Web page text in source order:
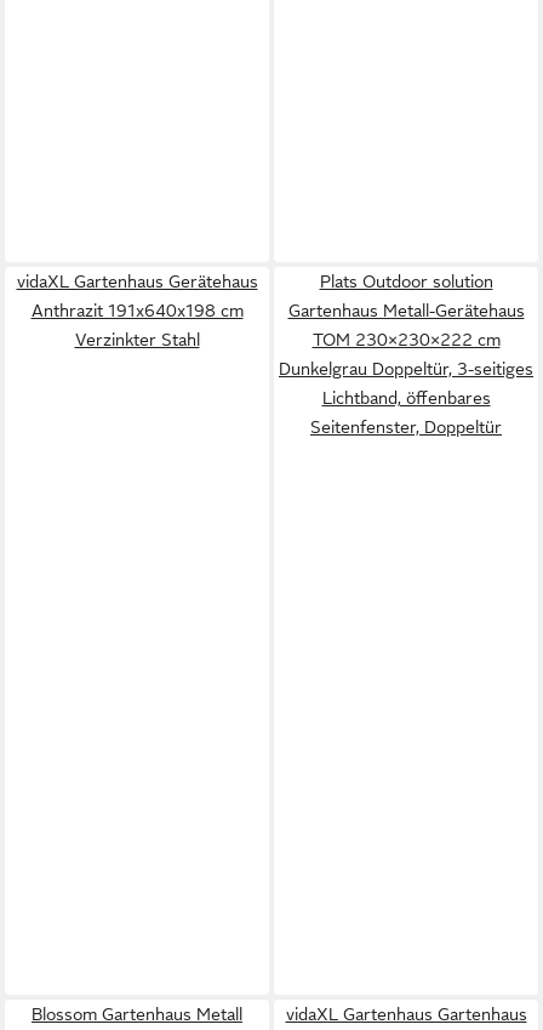
vidaXL Gartenhaus Gerätehaus
Anthrazit 191x640x198 cm
Verzinkter Stahl
Plats Outdoor solution
Gartenhaus Metall-Gerätehaus
TOM 230×230×222 cm
Dunkelgrau Doppeltür, 3-seitiges
Lichtband, öffenbares
Seitenfenster, Doppeltür
Blossom Gartenhaus Metall vidaXL Gartenhaus Gartenhaus